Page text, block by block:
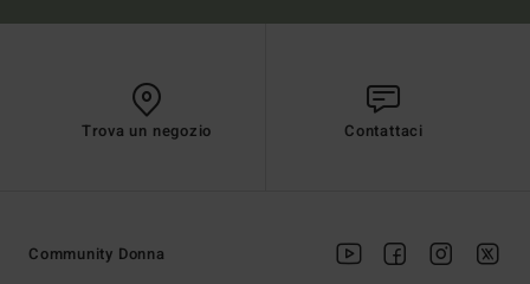
Trova un negozio Contattaci
Community Donna